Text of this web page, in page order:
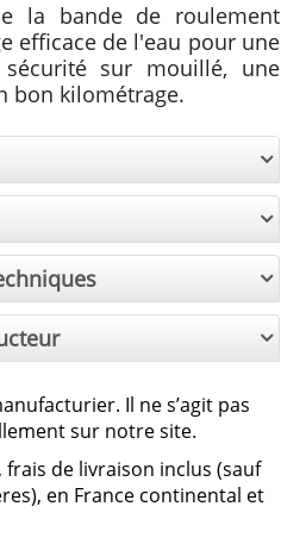
la bande de roulement
efficace de l'eau pour une
sur mouillé, une
bon kilométrage.
Il ne s’agit pas
sur notre site.
frais de livraison inclus (sauf
en France continental et